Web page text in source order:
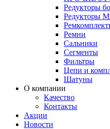
Редукторы
Редукторы
Ремни
Сальники
Сегменты
Фильтры
Цепи и
Шатуны
О компании
Качество
Контакты
Акции
Новости